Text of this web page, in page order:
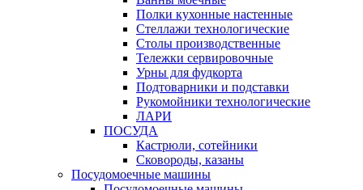
Полки кухонные настенные
Стеллажи технологические
Столы производственные
Тележки сервировочные
Урны для фудкорта
Подтоварники и подставки
Рукомойники технологические
ЛАРИ
ПОСУДА
Кастрюли, сотейники
Сковороды, казаны
Посудомоечные машины